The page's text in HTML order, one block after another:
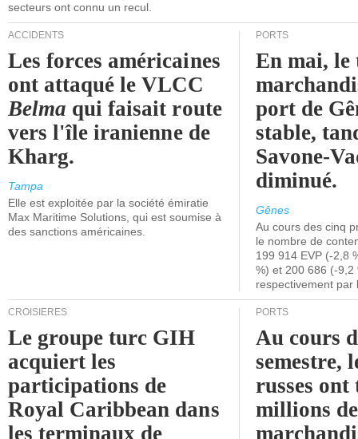
secteurs ont connu un recul.
ACCIDENTS
Les forces américaines
ont attaqué le VLCC
Belma qui faisait route
vers l'île iranienne de
Kharg.
Tampa
Elle est exploitée par la société émiratie
Max Maritime Solutions, qui est soumise à
des sanctions américaines.
PORTS
En mai, le
port de
stable,
Savone-
diminué.
Gênes
Au cours des cinq
le nombre de
199 914 EVP (-2,8
%) et 200 686 (-9,2
respectivement par
CROISIÈRES
Le groupe turc GIH
acquiert les
participations de
Royal Caribbean dans
les terminaux de
PORTS
Au cours
semestre,
russes
millions